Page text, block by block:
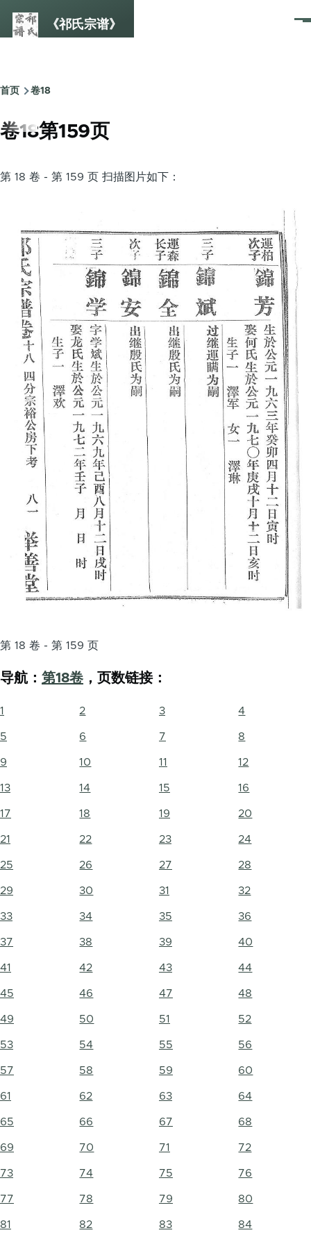
《祁氏宗谱》
菜
面
包
屑
首页 卷18
卷18第159页
第 18 卷 - 第 159 页 扫描图片如下：
第 18 卷 - 第 159 页
导航： 第18卷 ，页数链接：
1 2 3 4
5 6 7 8
9 10 11 12
13 14 15 16
17 18 19 20
21 22 23 24
25 26 27 28
29 30 31 32
33 34 35 36
37 38 39 40
41 42 43 44
45 46 47 48
49 50 51 52
53 54 55 56
57 58 59 60
61 62 63 64
65 66 67 68
69 70 71 72
73 74 75 76
77 78 79 80
81 82 83 84